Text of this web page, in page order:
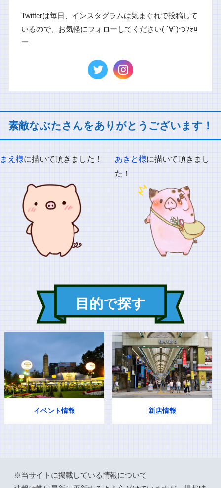
Twitterは毎日、インスタグラムは気まぐれで投稿して
いるので、お気軽にフォローしてください( ´∀`)つﾌｫﾛ
ー
素敵なぶたさんをありがとうございます！
まえ様に描いて頂きました！ あきと様に描いて頂きまし
た！
目的で探す
イベント情報 新店情報
※当サイトに掲載している情報について